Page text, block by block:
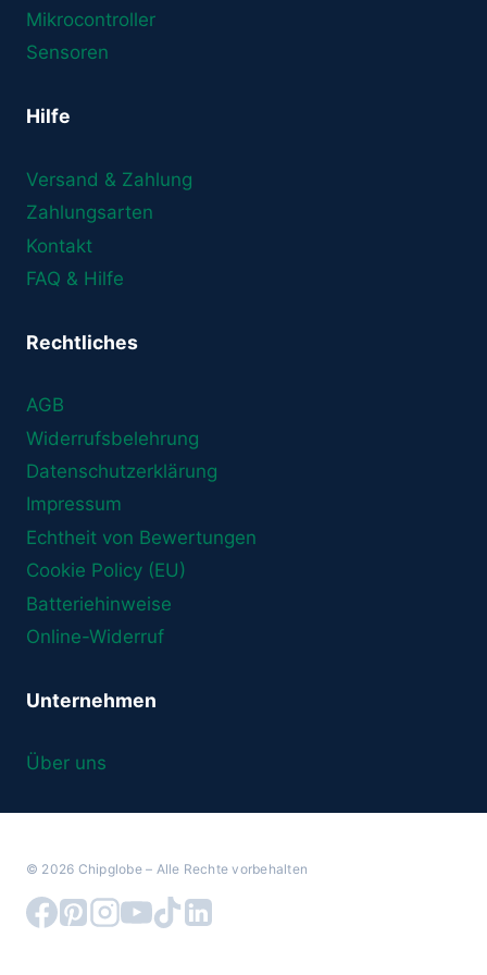
Mikrocontroller
Sensoren
Hilfe
Versand & Zahlung
Zahlungsarten
Kontakt
FAQ & Hilfe
Rechtliches
AGB
Widerrufsbelehrung
Datenschutzerklärung
Impressum
Echtheit von Bewertungen
Cookie Policy (EU)
Batteriehinweise
Online-Widerruf
Unternehmen
Über uns
© 2026 Chipglobe – Alle Rechte vorbehalten